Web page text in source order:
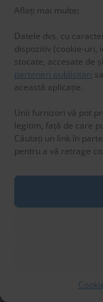
Aflați mai multe:
Datele dvs. cu
dispozitiv (cookie-uri,
stocate, accesate de
parteneri publicitari
această aplicație.
Unii furnizori vă pot
legitim, față de care
Căutați un link în
pentru a vă retrage
Privacy & Cookies:
To find out more,